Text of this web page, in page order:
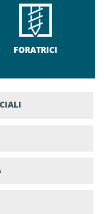
FORATRICI